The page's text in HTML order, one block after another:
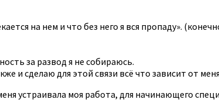
на нем и что без него я вся пропаду».
за развод я не собираюсь.
и сделаю для этой связи всё что зависит от
устраивала моя работа, для начинающего